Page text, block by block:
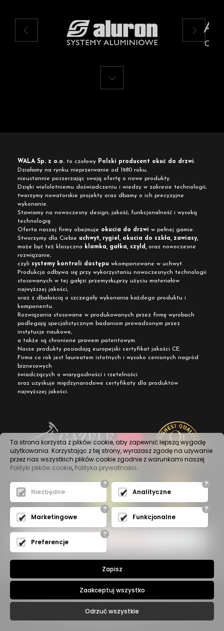
WALA Sp. z o.o. to czołowy Polski producent okuć do drzwi.
Działamy na rynku nieprzerwanie od 1980 roku,
nieustannie poszerzając swoją ofertę o nowe produkty.
Dzięki wieloletniemu doświadczeniu i wiedzy w zakresie technologii,
tworzymy nowatorskie projekty oraz dbamy o ich precyzyjne
wykonanie.
Stawiamy na nowoczesny design, jakość, funkcjonalność i wysoką
technologię.
Oferta naszej firmy obejmuje okucia do drzwi w pełnej gamie.
Stworzymy dla Ciebie uchwyt, rygiel, okucia do szkła, zawiasy,
może być też klasyczna klamka, gałka, szyld, oraz nowoczesne
rozwiązanie,
czyli systemy kontroli dostępu wkomponowane w uchwyt.
Produkcja odbywa się przy wykorzystaniu nowoczesnych technologii
stosowanych w tej gałęzi przemysłu,przy użyciu materiałów
najwyższej jakości,
oraz z dbałością o szczegóły wykonania każdego produktu i
komponentu.
Rozwiązania stosowane w produkowanych przez firmę wyrobach
podlegają specjalistycznym badaniom prowadzonym przez
instytucje naukowe,
a także są chronione prawem patentowym.
Nasze produkty posiadają europejski certyfikat jakości CE.
Firma co rok jest laureatem istotnych i wysoko cenionych nagród
biznesowych
świadczących o wiarygodności i rzetelności
oraz uzyskuje międzynarodowe certyfikaty dla produktów
najwyższej jakości.
Polityka prywatności
WALA SP. Z O.O. - Wszelkie prawa zastrzeżone
Projekt i realizacja:expo-net.pl
Ta strona korzysta z plików cookie, aby zapewnić lepszą wygodę
użytkowania. Korzystając z tej strony, wyrażasz zgodę na używanie
przez nas wszystkich plików cookie zgodnie z warunkami naszej
Polityki plików cookie, Polityka prywatności.
?
Niezbędne
?
Analityczne
?
Marketingowe
?
Funkcjonalne
?
Preferencje
Zapisz
Zaakceptuj wszystko
Odrzuć wszystkie